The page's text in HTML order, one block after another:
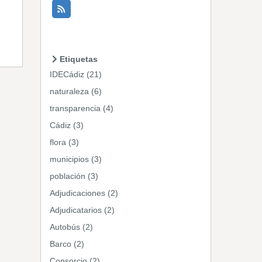
Etiquetas
IDECádiz (21)
naturaleza (6)
transparencia (4)
Cádiz (3)
flora (3)
municipios (3)
población (3)
Adjudicaciones (2)
Adjudicatarios (2)
Autobús (2)
Barco (2)